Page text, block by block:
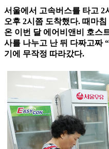
서울에서 고속버스를 타고 2
오후 2시쯤 도착했다. 때마
온 이번 달 에어비앤비 호스
사를 나누고 난 뒤 다짜고짜
기에 무작정 따라갔다.